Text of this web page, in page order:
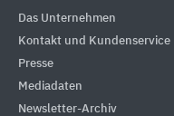
Das Unternehmen
Kontakt und Kundenservice
Presse
Mediadaten
Newsletter-Archiv